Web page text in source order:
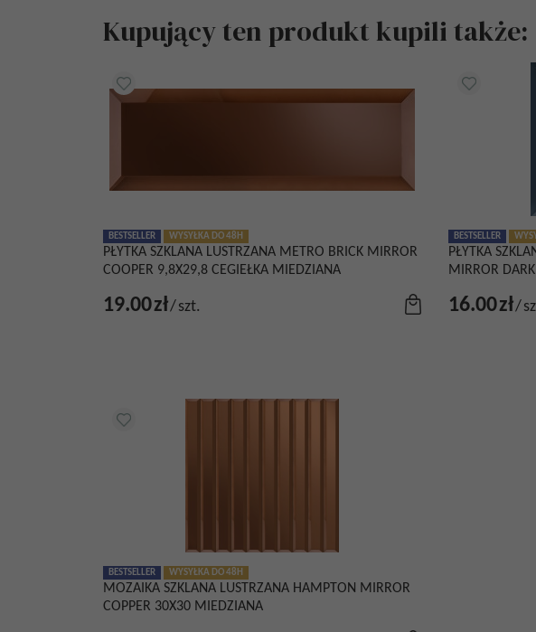
Kupujący ten produkt kupili także:
BESTSELLER WYSYŁKA DO 48H
PŁYTKA SZKLANA LUSTRZANA METRO BRICK MIRROR
COOPER 9,8X29,8 CEGIEŁKA MIEDZIANA
19.00zł/szt.
BESTSELLER
PŁYTKA
MIRROR
16.00zł/
BESTSELLER WYSYŁKA DO 48H
MOZAIKA SZKLANA LUSTRZANA HAMPTON MIRROR
COPPER 30X30 MIEDZIANA